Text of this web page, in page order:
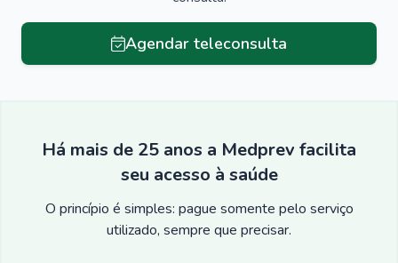
Agendar teleconsulta
Há mais de 25 anos a Medprev facilita
seu acesso à saúde
O princípio é simples: pague somente pelo serviço
utilizado, sempre que precisar.